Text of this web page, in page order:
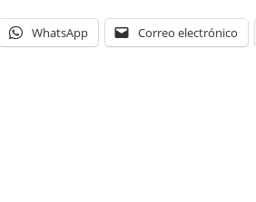
WhatsApp Correo electrónico